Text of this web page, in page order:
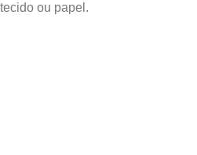
tecido ou papel.